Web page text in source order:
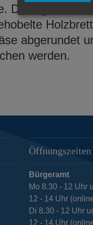
Die
abgerundet
werden.
Öffnungszeiten
Bürgeramt
Mo 8.30 - 12 Uhr
12 - 14 Uhr
Di 8.30 - 12 Uhr
12 - 14 Uhr